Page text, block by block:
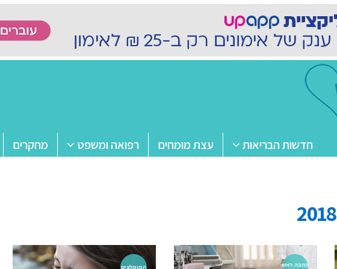
חדשות הבריאות עצת מומחים רפואה ומשפט מחקרים
כתבה ראש
המומלצים